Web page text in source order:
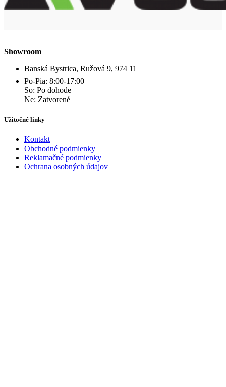
Showroom
Banská Bystrica, Ružová 9, 974 11
Po-Pia: 8:00-17:00
So: Po dohode
Ne: Zatvorené
Užitočné linky
Kontakt
Obchodné podmienky
Reklamačné podmienky
Ochrana osobných údajov